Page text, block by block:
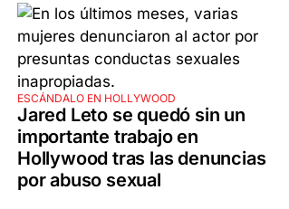
ESCÁNDALO EN HOLLYWOOD
Jared Leto se quedó sin un
importante trabajo en
Hollywood tras las denuncias
por abuso sexual